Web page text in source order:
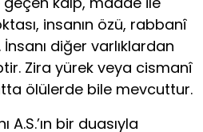
insanın özü, rabbanî
diğer varlıklardan
Zira yürek veya cismanî
ölülerde bile mevcuttur.
A.S.’ın bir duasıyla